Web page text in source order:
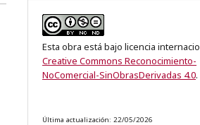
Esta obra está bajo licencia
Creative Commons Reconocimiento-
NoComercial-SinObrasDerivadas 4.0.
Última actualización: 22/05/2026